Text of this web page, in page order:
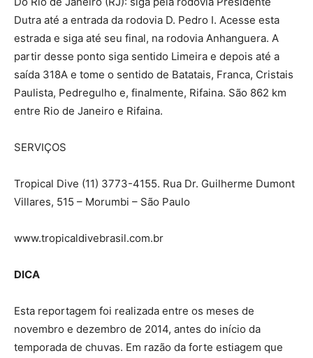
Dutra até a entrada da rodovia D. Pedro I. Acesse esta
estrada e siga até seu final, na rodovia Anhanguera. A
partir desse ponto siga sentido Limeira e depois até a
saída 318A e tome o sentido de Batatais, Franca, Cristais
Paulista, Pedregulho e, finalmente, Rifaina. São 862 km
entre Rio de Janeiro e Rifaina.
SERVIÇOS
Tropical Dive (11) 3773-4155. Rua Dr. Guilherme Dumont
Villares, 515 – Morumbi – São Paulo
www.tropicaldivebrasil.com.br
DICA
Esta reportagem foi realizada entre os meses de
novembro e dezembro de 2014, antes do início da
temporada de chuvas. Em razão da forte estiagem que